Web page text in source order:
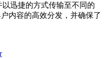
迅捷的方式传输至不同的
内容的高效分发，并确保了